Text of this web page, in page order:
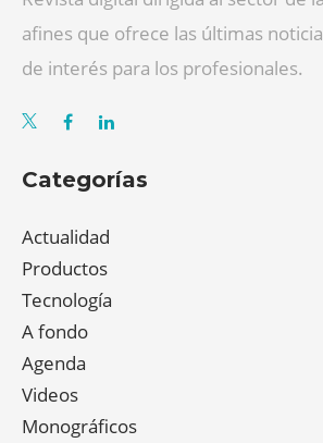
afines que ofrece las últimas
de interés para los profesionales.
Categorías
Actualidad
Productos
Tecnología
A fondo
Agenda
Videos
Monográficos